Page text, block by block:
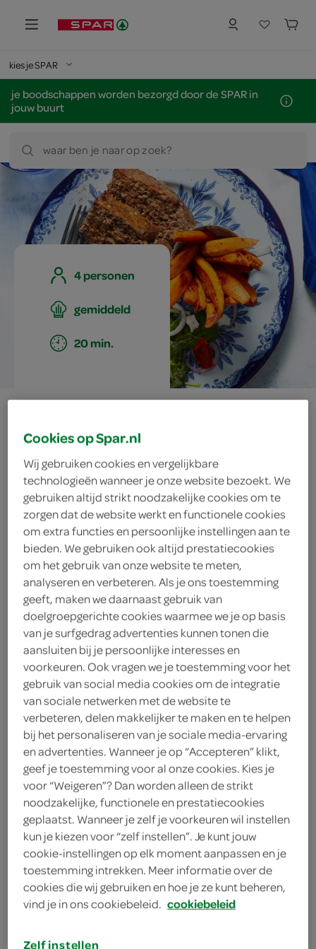
kies je SPAR
je boodschappen worden bezorgd door de SPAR in
jouw buurt
waar ben je naar op zoek?
4 personen
gemiddeld
20 min.
ovenfriet van
zoete aardappel
met gehaktbrood
en spinaziesalade
ingrediënten
2 eetlepels kant-en-klare dressing
100 gram geitenkaas
6 zongedroogde tomaatjes
1 rode ui
200 gram spinazie
1 theelepel cajunkruiden
1 theelepel paprikapoeder
1 eetlepel olijfolie
600 gram zoete aardappels
Cookies op Spar.nl
Wij gebruiken cookies en vergelijkbare
technologieën wanneer je onze website bezoekt. We
gebruiken altijd strikt noodzakelijke cookies om te
zorgen dat de website werkt en functionele cookies
om extra functies en persoonlijke instellingen aan te
bieden. We gebruiken ook altijd prestatiecookies
om het gebruik van onze website te meten,
analyseren en verbeteren. Als je ons toestemming
geeft, maken we daarnaast gebruik van
doelgroepgerichte cookies waarmee we je op basis
van je surfgedrag advertenties kunnen tonen die
aansluiten bij je persoonlijke interesses en
voorkeuren. Ook vragen we je toestemming voor het
gebruik van social media cookies om de integratie
van sociale netwerken met de website te
verbeteren, delen makkelijker te maken en te helpen
bij het personaliseren van je sociale media-ervaring
en advertenties. Wanneer je op “Accepteren” klikt,
geef je toestemming voor al onze cookies. Kies je
voor “Weigeren”? Dan worden alleen de strikt
noodzakelijke, functionele en prestatiecookies
geplaatst. Wanneer je zelf je voorkeuren wil instellen
kun je kiezen voor “zelf instellen”. Je kunt jouw
cookie-instellingen op elk moment aanpassen en je
toestemming intrekken. Meer informatie over de
cookies die wij gebruiken en hoe je ze kunt beheren,
vind je in ons cookiebeleid. cookiebeleid
Zelf instellen